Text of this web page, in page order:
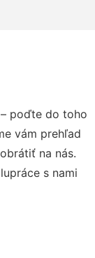
– poďte do toho
vám prehľad
na nás.
s nami